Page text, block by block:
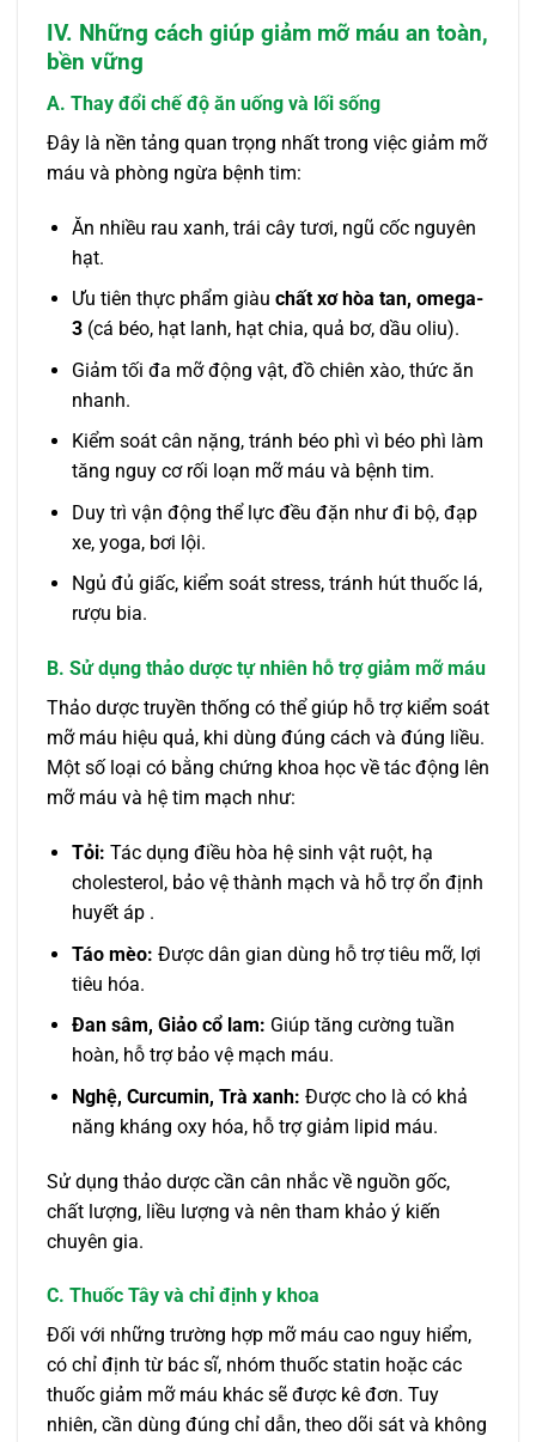
IV. Những cách giúp giảm mỡ máu an toàn,
bền vững
A. Thay đổi chế độ ăn uống và lối sống
Đây là nền tảng quan trọng nhất trong việc giảm mỡ
máu và phòng ngừa bệnh tim:
Ăn nhiều rau xanh, trái cây tươi, ngũ cốc nguyên
hạt.
Ưu tiên thực phẩm giàu chất xơ hòa tan, omega-
3(cá béo, hạt lanh, hạt chia, quả bơ, dầu oliu).
Giảm tối đa mỡ động vật, đồ chiên xào, thức ăn
nhanh.
Kiểm soát cân nặng, tránh béo phì vì béo phì làm
tăng nguy cơ rối loạn mỡ máu và bệnh tim.
Duy trì vận động thể lực đều đặn như đi bộ, đạp
xe, yoga, bơi lội.
Ngủ đủ giấc, kiểm soát stress, tránh hút thuốc lá,
rượu bia.
B. Sử dụng thảo dược tự nhiên hỗ trợ giảm mỡ máu
Thảo dược truyền thống có thể giúp hỗ trợ kiểm soát
mỡ máu hiệu quả, khi dùng đúng cách và đúng liều.
Một số loại có bằng chứng khoa học về tác động lên
mỡ máu và hệ tim mạch như:
Tỏi: Tác dụng điều hòa hệ sinh vật ruột, hạ
cholesterol, bảo vệ thành mạch và hỗ trợ ổn định
huyết áp .
Táo mèo: Được dân gian dùng hỗ trợ tiêu mỡ, lợi
tiêu hóa.
Đan sâm, Giảo cổ lam: Giúp tăng cường tuần
hoàn, hỗ trợ bảo vệ mạch máu.
Nghệ, Curcumin, Trà xanh: Được cho là có khả
năng kháng oxy hóa, hỗ trợ giảm lipid máu.
Sử dụng thảo dược cần cân nhắc về nguồn gốc,
chất lượng, liều lượng và nên tham khảo ý kiến
chuyên gia.
C. Thuốc Tây và chỉ định y khoa
Đối với những trường hợp mỡ máu cao nguy hiểm,
có chỉ định từ bác sĩ, nhóm thuốc statin hoặc các
thuốc giảm mỡ máu khác sẽ được kê đơn. Tuy
nhiên, cần dùng đúng chỉ dẫn, theo dõi sát và không